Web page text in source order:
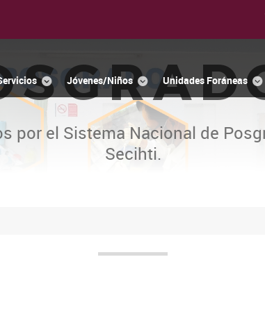
Jóvenes/Niños Unidades Foráneas
por el Sistema Nacional de
Secihti.